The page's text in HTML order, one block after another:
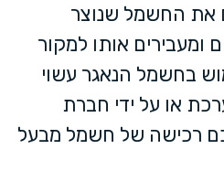
את החשמל שנוצר
ומעבירים אותו למקור
בחשמל הנאגר עשוי
או על ידי חברת
רכישה של חשמל מבעל